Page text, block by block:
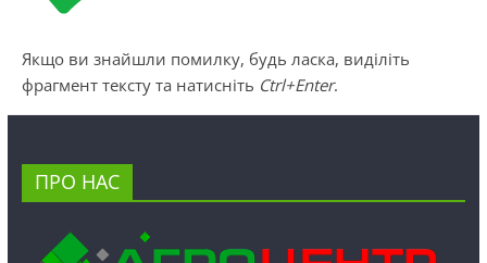
Якщо ви знайшли помилку, будь ласка, виділіть
фрагмент тексту та натисніть Ctrl+Enter.
ПРО НАС